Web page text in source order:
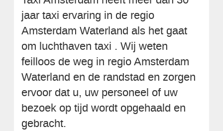
jaar taxi ervaring in de regio
Amsterdam Waterland als het gaat
om luchthaven taxi . Wij weten
feilloos de weg in regio Amsterdam
Waterland en de randstad en zorgen
ervoor dat u, uw personeel of uw
bezoek op tijd wordt opgehaald en
gebracht.